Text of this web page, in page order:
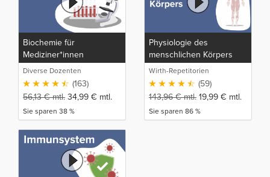
Biochemie für
Mediziner*innen
Diverse Dozenten
(163)
56,13€mtl. 34,99 € mtl.
Sie sparen 38 %
Physiologie des
menschlichen Körpers
Wirth-Repetitorien
(59)
143,96€mtl. 19,99 € mtl.
Sie sparen 86 %